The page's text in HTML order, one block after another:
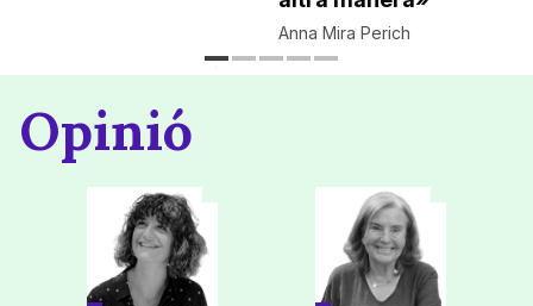
Anna Mira Perich
Opinió